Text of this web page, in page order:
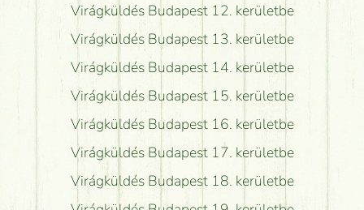
Virágküldés Budapest 12. kerületbe
Virágküldés Budapest 13. kerületbe
Virágküldés Budapest 14. kerületbe
Virágküldés Budapest 15. kerületbe
Virágküldés Budapest 16. kerületbe
Virágküldés Budapest 17. kerületbe
Virágküldés Budapest 18. kerületbe